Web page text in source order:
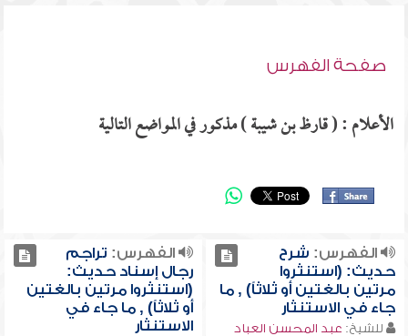
صفحة الفهرس
الأعلام : ( قارظ بن شيبة ) مذكور في المواضع التالية
الفهرس: شرح
حديث: (استنثروا
مرتين بالغتين أو ثلاثاً) , ما
جاء في الاستنثار
للشيخ: عبد المحسن العباد
الفهرس: تراجم
رجال إسناد حديث:
(استنثروا مرتين بالغتين
أو ثلاثاً) , ما جاء في
الاستنثار